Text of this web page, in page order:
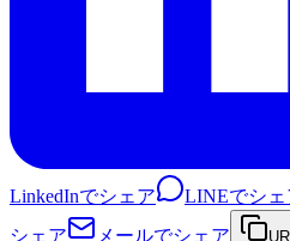
LinkedInでシェア LINEでシェ
シェア
メールでシェア